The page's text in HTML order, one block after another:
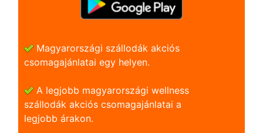
Magyarországi szállodák akciós
csomagajánlatai egy helyen.
A legjobb magyarországi wellness
szállodák akciós csomagajánlatai a
legjobb árakon.